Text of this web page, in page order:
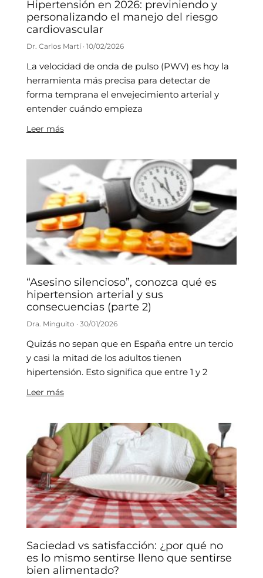
Hipertensión en 2026: previniendo y
personalizando el manejo del riesgo
cardiovascular
Dr. Carlos Martí 10/02/2026
La velocidad de onda de pulso (PWV) es hoy la
herramienta más precisa para detectar de
forma temprana el envejecimiento arterial y
entender cuándo empieza
Leer más
“Asesino silencioso”, conozca qué es
hipertension arterial y sus
consecuencias (parte 2)
Dra. Minguito 30/01/2026
Quizás no sepan que en España entre un tercio
y casi la mitad de los adultos tienen
hipertensión. Esto significa que entre 1 y 2
Leer más
Saciedad vs satisfacción: ¿por qué no
es lo mismo sentirse lleno que sentirse
bien alimentado?